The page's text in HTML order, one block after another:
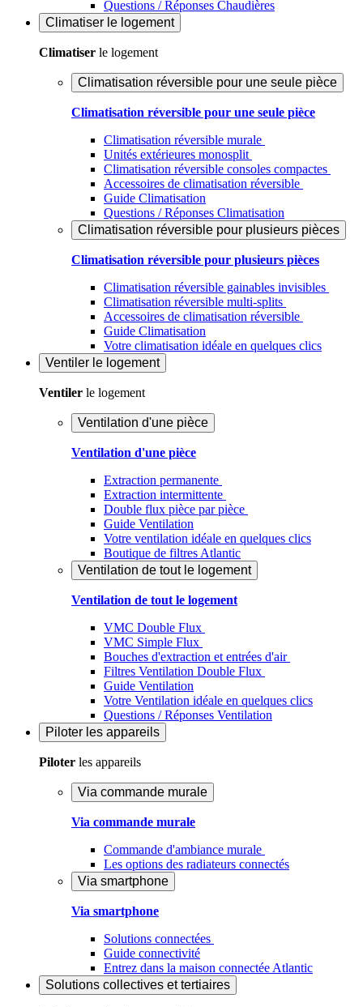
Questions / Réponses Chaudières
Climatiser le logement
Climatiser le logement
Climatisation réversible pour une seule pièce
Climatisation réversible pour une seule pièce
Climatisation réversible murale
Unités extérieures monosplit
Climatisation réversible consoles compactes
Accessoires de climatisation réversible
Guide Climatisation
Questions / Réponses Climatisation
Climatisation réversible pour plusieurs pièces
Climatisation réversible pour plusieurs pièces
Climatisation réversible gainables invisibles
Climatisation réversible multi-splits
Accessoires de climatisation réversible
Guide Climatisation
Votre climatisation idéale en quelques clics
Ventiler le logement
Ventiler le logement
Ventilation d'une pièce
Ventilation d'une pièce
Extraction permanente
Extraction intermittente
Double flux pièce par pièce
Guide Ventilation
Votre ventilation idéale en quelques clics
Boutique de filtres Atlantic
Ventilation de tout le logement
Ventilation de tout le logement
VMC Double Flux
VMC Simple Flux
Bouches d'extraction et entrées d'air
Filtres Ventilation Double Flux
Guide Ventilation
Votre Ventilation idéale en quelques clics
Questions / Réponses Ventilation
Piloter les appareils
Piloter les appareils
Via commande murale
Via commande murale
Commande d'ambiance murale
Les options des radiateurs connectés
Via smartphone
Via smartphone
Solutions connectées
Guide connectivité
Entrez dans la maison connectée Atlantic
Solutions collectives et tertiaires